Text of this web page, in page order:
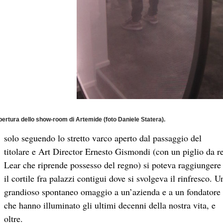
dello show-room di Artemide (foto Daniele Statera).
solo seguendo lo stretto varco aperto dal passaggio del
titolare e Art Director Ernesto Gismondi (con un piglio da
Lear che riprende possesso del regno) si poteva raggiungere
il cortile fra palazzi contigui dove si svolgeva il rinfresco.
grandioso spontaneo omaggio a un’azienda e a un fondatore
che hanno illuminato gli ultimi decenni della nostra vita, e
oltre.